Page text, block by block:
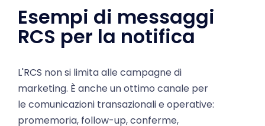
RCS per la notifica
marketing. È anche un ottimo canale per
le comunicazioni transazionali e operative:
promemoria, follow-up, conferme,
autenticazioni... tutto ciò che semplifica la